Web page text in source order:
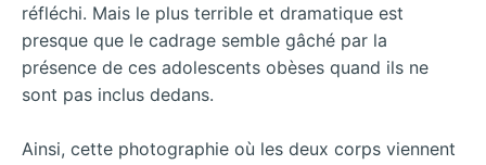
réfléchi. Mais le plus terrible et dramatique est
presque que le cadrage semble gâché par la
présence de ces adolescents obèses quand ils ne
sont pas inclus dedans.
Ainsi, cette photographie où les deux corps viennent